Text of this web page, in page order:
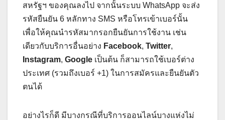
สหรัฐฯ ของคุณลงไป จากนั้นระบบ WhatsApp จะส่ง
รหัสยืนยัน 6 หลักทาง SMS หรือโทรเข้าเบอร์นั้น
เพื่อให้คุณนำรหัสมากรอกยืนยันการใช้งาน เช่น
เดียวกับบริการอื่นอย่าง Facebook, Twitter,
Instagram, Google เป็นต้น ก็สามารถใช้เบอร์ต่าง
ประเทศ (รวมถึงเบอร์ +1) ในการสมัครและยืนยันตัว
ตนได้
อย่างไรก็ดี มีบางกรณีที่บริการออนไลน์บางแห่งไม่